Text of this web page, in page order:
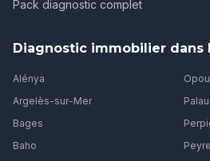
Pack diagnostic complet
Diagnostic immobilier dans
Alénya
Argelès-sur-Mer
Bages
Baho